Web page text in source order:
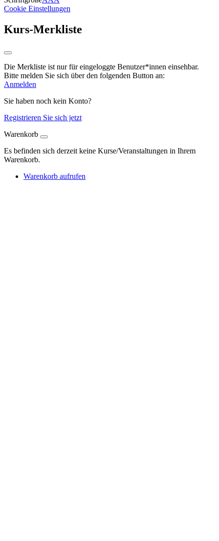
Cookie Einstellungen
Kurs-Merkliste
Die Merkliste ist nur für eingeloggte Benutzer*innen einsehbar.
Bitte melden Sie sich über den folgenden Button an:
Anmelden
Sie haben noch kein Konto?
Registrieren Sie sich jetzt
Warenkorb
Es befinden sich derzeit keine Kurse/Veranstaltungen in Ihrem
Warenkorb.
Warenkorb aufrufen